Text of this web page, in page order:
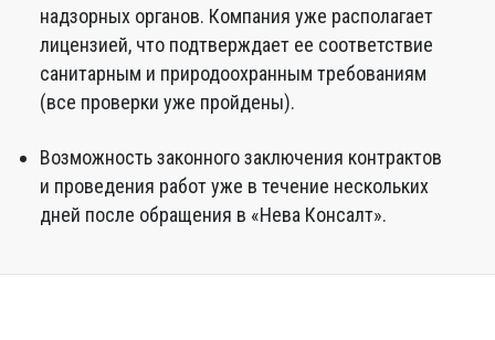
надзорных органов. Компания уже располагает
лицензией, что подтверждает ее соответствие
санитарным и природоохранным требованиям
(все проверки уже пройдены).
Возможность законного заключения контрактов
и проведения работ уже в течение нескольких
дней после обращения в «Нева Консалт».